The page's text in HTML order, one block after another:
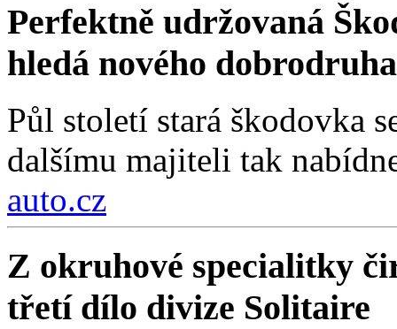
Perfektně udržovaná
hledá nového
Půl století stará škodovka
dalšímu majiteli tak
auto.cz
Z okruhové specialitky
třetí dílo divize Solitaire